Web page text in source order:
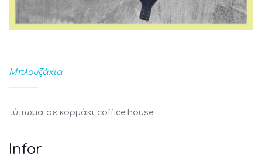
Μπλουζάκια
τύπωμα σε κορμάκι coffice house
Infor